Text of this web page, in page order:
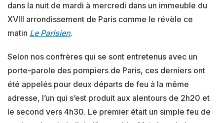
dans la nuit de mardi à mercredi dans un immeuble du
XVIII arrondissement de Paris comme le révèle ce
matin Le Parisien.
Selon nos confrères qui se sont entretenus avec un
porte-parole des pompiers de Paris, ces derniers ont
été appelés pour deux départs de feu à la même
adresse, l’un qui s’est produit aux alentours de 2h20 et
le second vers 4h30. Le premier était un simple feu de